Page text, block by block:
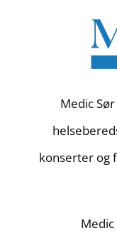
Medic
konserter og